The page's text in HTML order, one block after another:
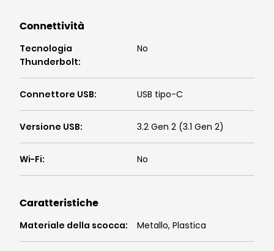
Connettività
Tecnologia
Thunderbolt:
No
Connettore USB: USB tipo-C
Versione USB: 3.2 Gen 2 (3.1 Gen 2)
Wi-Fi: No
Caratteristiche
Materiale della scocca: Metallo, Plastica